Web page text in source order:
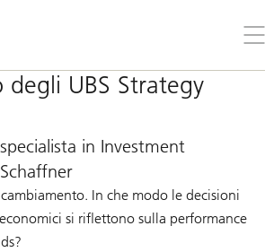
il
UBS Strategy
in Investment
In che modo le decisioni
si riflettono sulla performance